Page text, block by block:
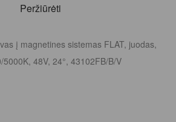
Peržiūrėti